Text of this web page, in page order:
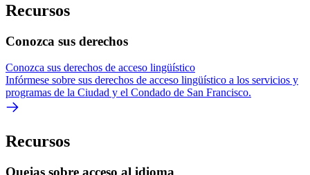
Recursos
Conozca sus derechos
Conozca sus derechos de acceso lingüístico
Infórmese sobre sus derechos de acceso lingüístico a los servicios y
programas de la Ciudad y el Condado de San Francisco.
Recursos
Quejas sobre acceso al idioma